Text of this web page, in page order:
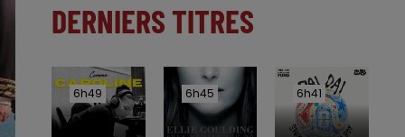
DERNIERS TITRES
6h49
6h49 6h45
6h45 6h41
6h41